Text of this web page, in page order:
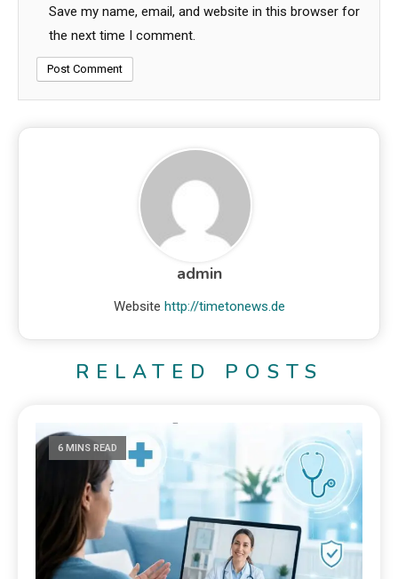
Save my name, email, and website in this browser for
the next time I comment.
admin
Website http://timetonews.de
RELATED POSTS
6 MINS READ